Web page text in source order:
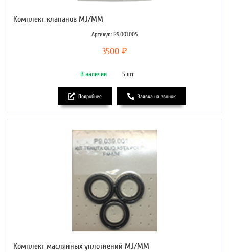
Комплект клапанов MJ/MM
Артикул: P9.001.005
3500 ₽
В наличии 5 шт
Подробнее Заявка на звонок
Комплект маслянных уплотнений MJ/MM